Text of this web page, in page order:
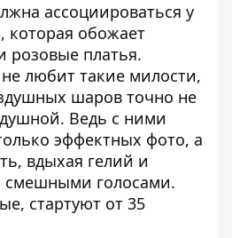
ассоциироваться у
которая обожает
розовые платья.
любит такие милости,
шаров точно не
Ведь с ними
эффектных фото, а
вдыхая гелий и
смешными голосами.
стартуют от 35